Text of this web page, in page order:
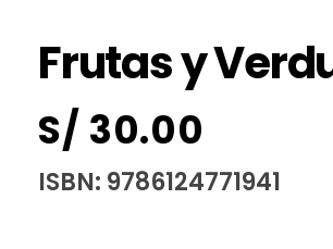
Frutas y
S/ 30.00
ISBN: 9786124771941